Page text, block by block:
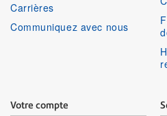
Carrières
Communiquez avec nous
Votre compte